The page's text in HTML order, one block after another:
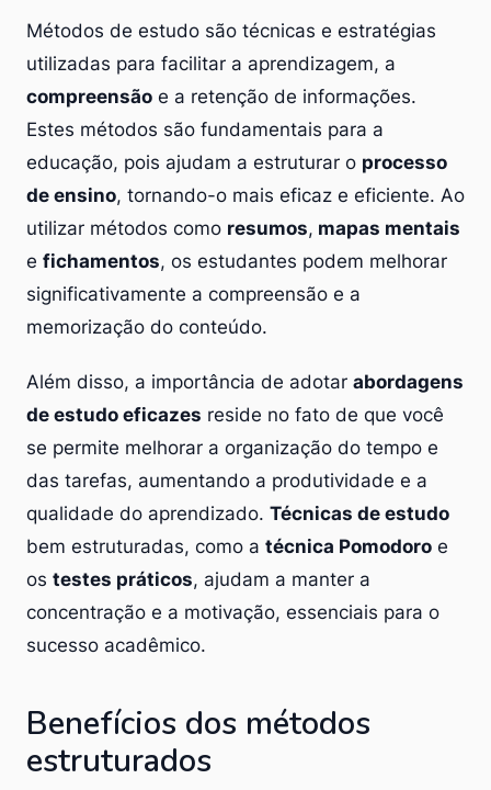
Métodos de estudo são técnicas e estratégias
utilizadas para facilitar a aprendizagem, a
compreensão e a retenção de informações.
Estes métodos são fundamentais para a
educação, pois ajudam a estruturar o processo
de ensino, tornando-o mais eficaz e eficiente. Ao
utilizar métodos como resumos, mapas mentais
e fichamentos, os estudantes podem melhorar
significativamente a compreensão e a
memorização do conteúdo.
Além disso, a importância de adotar abordagens
de estudo eficazes reside no fato de que você
se permite melhorar a organização do tempo e
das tarefas, aumentando a produtividade e a
qualidade do aprendizado. Técnicas de estudo
bem estruturadas, como a técnica Pomodoro e
os testes práticos, ajudam a manter a
concentração e a motivação, essenciais para o
sucesso acadêmico.
Benefícios dos métodos
estruturados